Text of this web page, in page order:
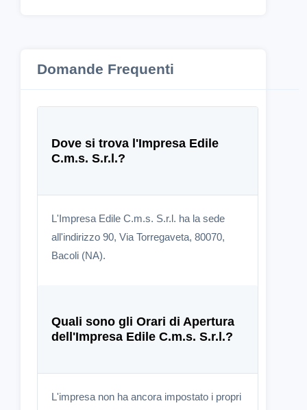
Domande Frequenti
Dove si trova l'Impresa Edile
C.m.s. S.r.l.?
L'Impresa Edile C.m.s. S.r.l. ha la sede
all'indirizzo 90, Via Torregaveta, 80070,
Bacoli (NA).
Quali sono gli Orari di Apertura
dell'Impresa Edile C.m.s. S.r.l.?
L'impresa non ha ancora impostato i propri